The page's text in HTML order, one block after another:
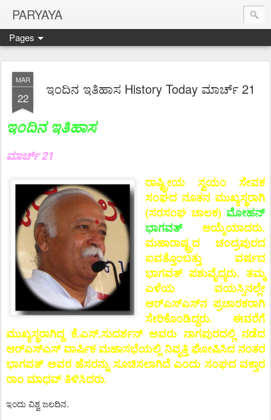
PARYAYA
Pages
MAR
22
ಇಂದಿನ ಇತಿಹಾಸ History Today ಮಾರ್ಚ್ 21
ಇಂದಿನ ಇತಿಹಾಸ
ಮಾರ್ಚ್ 21
ರಾಷ್ಟ್ರೀಯ ಸ್ವಯಂ ಸೇವಕ
ಸಂಘದ ನೂತನ ಮುಖ್ಯಸ್ಥರಾಗಿ
(ಸರಸಂಘ ಚಾಲಕ) ಮೋಹನ್
ಭಾಗವತ್ಆಯ್ಕೆಯಾದರು.
ಮಹಾರಾಷ್ಟ್ರದ ಚಂದ್ರಪುರದ
ಐವತ್ತೊಂಬತ್ತು ವರ್ಷದ
ಭಾಗವತ್ ಪಶುವೈದ್ಯರು. ತಮ್ಮ
ಎಳೆಯ ವಯಸ್ಸಿನಲ್ಲೇ
ಆರ್‌ಎಸ್‌ಎಸ್‌ನ ಪ್ರಚಾರಕರಾಗಿ
ಸೇರಿಕೊಂಡಿದ್ದರು. ಈವರೆಗೆ
ಮುಖ್ಯಸ್ಥರಾಗಿದ್ದ ಕೆ.ಎಸ್.ಸುದರ್ಶನ್ ಅವರು ನಾಗಪುರದಲ್ಲಿ ನಡೆದ
ಆರ್‌ಎಸ್‌ಎಸ್ ವಾರ್ಷಿಕ ಮಹಾಸಭೆಯಲ್ಲಿ ನಿವೃತ್ತಿ ಘೋಷಿಸಿದ ನಂತರ
ಭಾಗವತ್ ಅವರ ಹೆಸರನ್ನು ಸೂಚಿಸಲಾಗಿದೆ ಎಂದು ಸಂಘದ ವಕ್ತಾರ
ರಾಂ ಮಾಧವ್ ತಿಳಿಸಿದರು.
ಇಂದು ವಿಶ್ವ ಜಲದಿನ.